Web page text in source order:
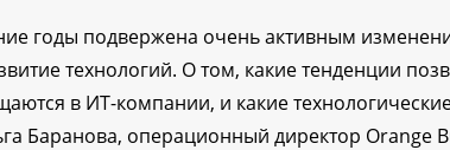
годы подвержена очень активным
технологий. О том, какие тенденции
в ИТ-компании, и какие
Баранова, операционный директор Orange